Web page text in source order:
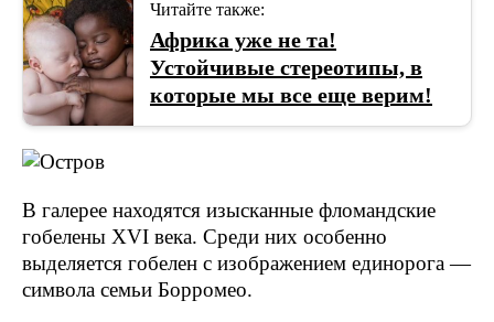
Читайте также:
Африка уже не та!
Устойчивые стереотипы, в
которые мы все еще верим!
В галерее находятся изысканные фломандские
гобелены XVI века. Среди них особенно
выделяется гобелен с изображением единорога —
символа семьи Борромео.